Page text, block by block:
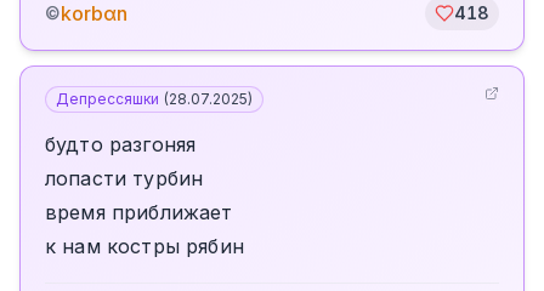
©korbαn 418
Депрессяшки (28.07.2025)
будто разгоняя
лопасти турбин
время приближает
к нам костры рябин